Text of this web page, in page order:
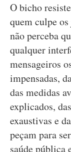
O bicho
quem culpe
não perceba
qualquer
mensageiros
impensadas,
das medidas
explicados,
exaustivas e
peçam para
saúde pública